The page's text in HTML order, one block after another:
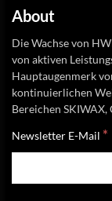
About
Die Wachse von
von aktiven
Hauptaugenmerk
kontinuierlichen
Bereichen
Newsletter E-Mail *